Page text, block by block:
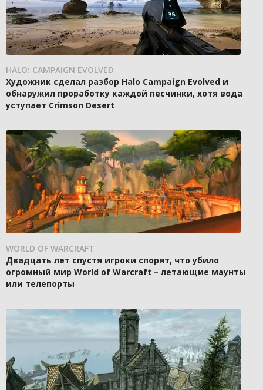
HALO: CAMPAIGN EVOLVED
Художник сделал разбор Halo Campaign Evolved и
обнаружил проработку каждой песчинки, хотя вода
уступает Crimson Desert
WORLD OF WARCRAFT
Двадцать лет спустя игроки спорят, что убило
огромный мир World of Warcraft – летающие маунты
или телепорты